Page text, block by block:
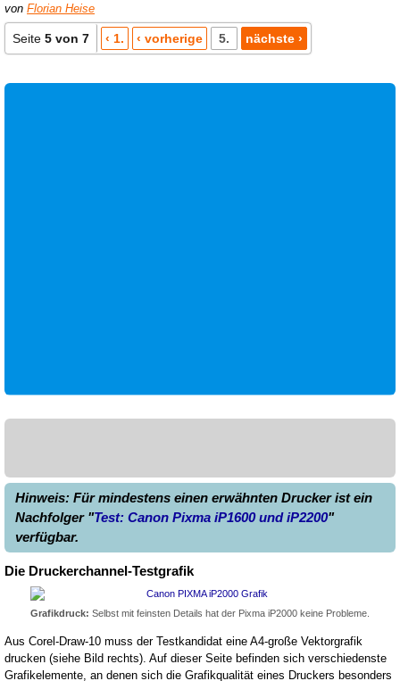
von Florian Heise
Seite 5 von 7 ‹ 1. ‹ vorherige 5. nächste ›
Hinweis: Für mindestens einen erwähnten Drucker ist ein
Nachfolger "Test: Canon Pixma iP1600 und iP2200"
verfügbar.
Die Druckerchannel-Testgrafik
Grafikdruck: Selbst mit feinsten Details hat der Pixma iP2000 keine Probleme.
Aus Corel-Draw-10 muss der Testkandidat eine A4-große Vektorgrafik
drucken (siehe Bild rechts). Auf dieser Seite befinden sich verschiedenste
Grafikelemente, an denen sich die Grafikqualität eines Druckers besonders